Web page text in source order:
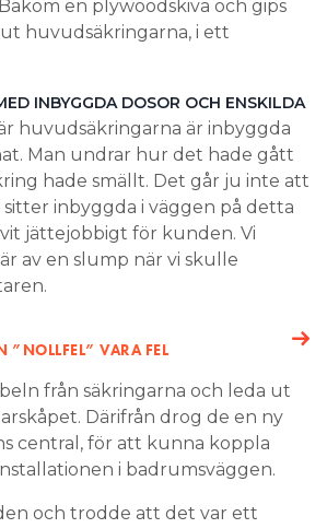
INBYGGDA DOSOR OCH ENSKILDA
huvudsäkringarna är inbyggda
Man undrar hur det hade gått
hade smällt. Det går ju inte att
sitter inbyggda i väggen på detta
jättejobbigt för kunden. Vi
av en slump när vi skulle
”NOLLFEL” VARA FEL
från säkringarna och leda ut
Därifrån drog de en ny
central, för att kunna koppla
i badrumsväggen.
och trodde att det var ett
vi började strax efter lunch och
att det här skulle ta två
att komma hem klockan 14 en